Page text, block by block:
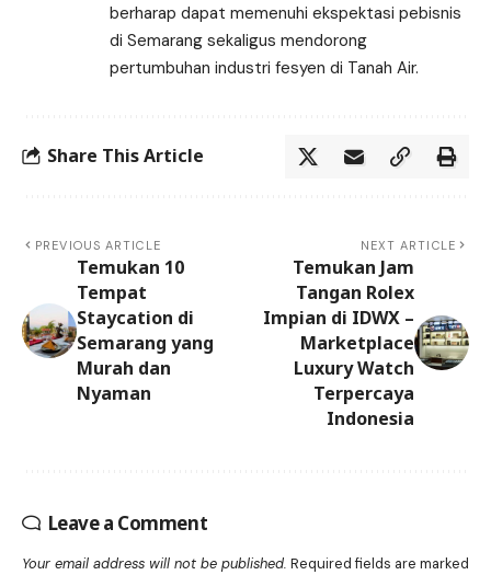
berharap dapat memenuhi ekspektasi pebisnis
di Semarang sekaligus mendorong
pertumbuhan industri fesyen di Tanah Air.
Share This Article
PREVIOUS ARTICLE
Temukan 10
Tempat
Staycation di
Semarang yang
Murah dan
Nyaman
NEXT ARTICLE
Temukan Jam
Tangan Rolex
Impian di IDWX –
Marketplace
Luxury Watch
Terpercaya
Indonesia
Leave a Comment
Your email address will not be published. Required fields are marked